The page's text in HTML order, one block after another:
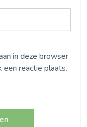
in deze browser
reactie plaats.